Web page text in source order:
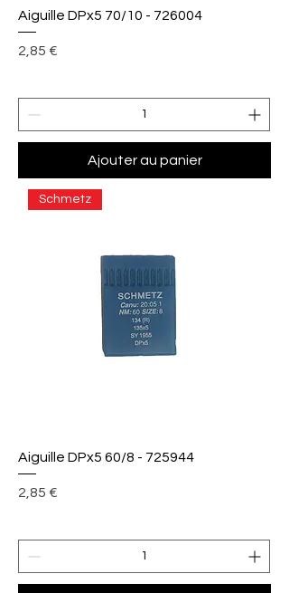
Aiguille DPx5 70/10 - 726004
Prix
2,85 €
Ajouter au panier
Schmetz
Aiguille DPx5 60/8 - 725944
Prix
2,85 €